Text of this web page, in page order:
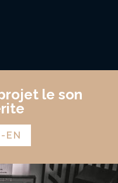
le son
EN